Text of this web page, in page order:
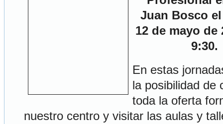
Juan Bosco
12 de mayo de
9:30.
En estas
la posibilidad de
toda la oferta
nuestro centro y visitar las aulas y